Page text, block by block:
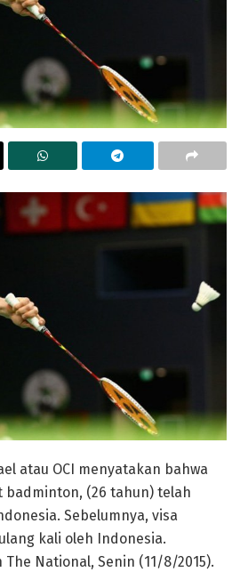
atau OCI menyatakan bahwa
badminton, (26 tahun) telah
Sebelumnya, visa
kali oleh Indonesia.
National, Senin (11/8/2015).